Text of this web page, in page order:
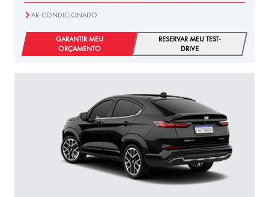
AR-CONDICIONADO
GARANTIR MEU
ORÇAMENTO
RESERVAR MEU TEST-
DRIVE